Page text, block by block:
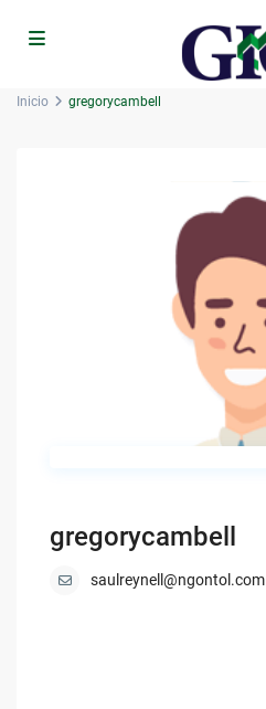
Inicio gregorycambell
gregorycambell
saulreynell@ngontol.com